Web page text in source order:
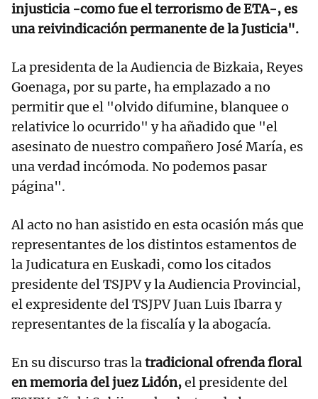
injusticia -como fue el terrorismo de ETA-, es
una reivindicación permanente de la Justicia".
La presidenta de la Audiencia de Bizkaia, Reyes
Goenaga, por su parte, ha emplazado a no
permitir que el "olvido difumine, blanquee o
relativice lo ocurrido" y ha añadido que "el
asesinato de nuestro compañero José María, es
una verdad incómoda. No podemos pasar
página".
Al acto no han asistido en esta ocasión más que
representantes de los distintos estamentos de
la Judicatura en Euskadi, como los citados
presidente del TSJPV y la Audiencia Provincial,
el expresidente del TSJPV Juan Luis Ibarra y
representantes de la fiscalía y la abogacía.
En su discurso tras latradicional ofrenda floral
en memoria del juez Lidón,el presidente del